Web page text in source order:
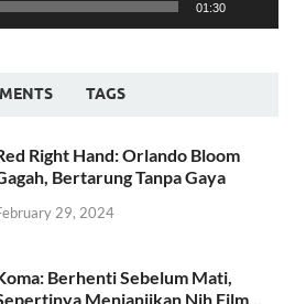
01:30
TAGS
Right Hand: Orlando Bloom
Bertarung Tanpa Gaya
29, 2024
Berhenti Sebelum Mati,
Menjanjikan Nih Film…